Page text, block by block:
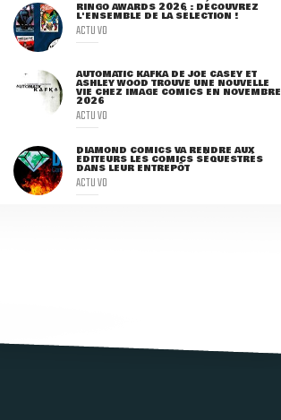
RINGO AWARDS 2026 : DÉCOUVREZ
L'ENSEMBLE DE LA SÉLECTION !
ACTU VO
AUTOMATIC KAFKA DE JOE CASEY ET
ASHLEY WOOD TROUVE UNE NOUVELLE
VIE CHEZ IMAGE COMICS EN NOVEMBRE
2026
ACTU VO
DIAMOND COMICS VA RENDRE AUX
ÉDITEURS LES COMICS SÉQUESTRÉS
DANS LEUR ENTREPÔT
ACTU VO